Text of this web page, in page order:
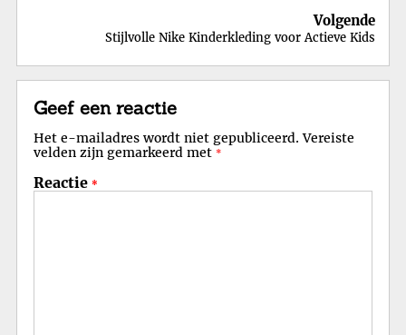
Volgende
Stijlvolle Nike Kinderkleding voor Actieve Kids
Geef een reactie
Het e-mailadres wordt niet gepubliceerd. Vereiste
velden zijn gemarkeerd met *
Reactie *